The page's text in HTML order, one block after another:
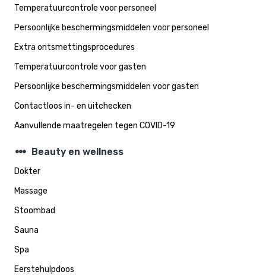
Temperatuurcontrole voor personeel
Persoonlijke beschermingsmiddelen voor personeel
Extra ontsmettingsprocedures
Temperatuurcontrole voor gasten
Persoonlijke beschermingsmiddelen voor gasten
Contactloos in- en uitchecken
Aanvullende maatregelen tegen COVID-19
steppers Beauty en wellness
Dokter
Massage
Stoombad
Sauna
Spa
Eerstehulpdoos